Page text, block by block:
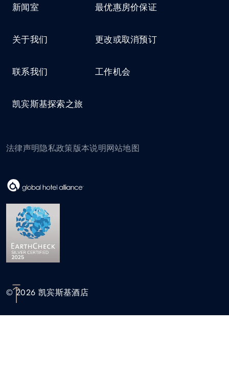
新闻室
关于我们
联系我们
凯宾斯基探索之旅
最优惠房价保证
更改或取消预订
工作机会
法律声明隐私政策版本说明网站地图
© 2026 凯宾斯基酒店